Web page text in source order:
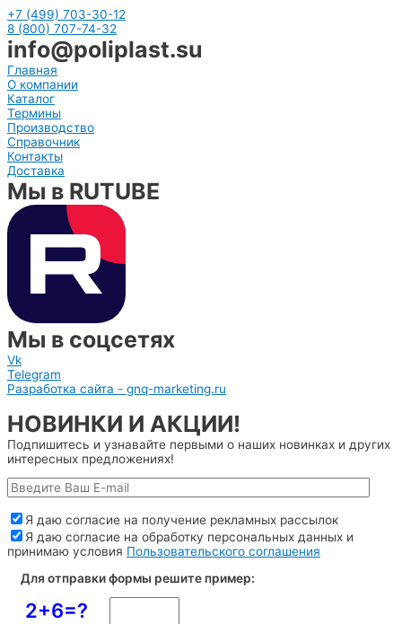
+7 (499) 703-30-12
8 (800) 707-74-32
info@poliplast.su
Главная
О компании
Каталог
Термины
Производство
Справочник
Контакты
Доставка
Мы в RUTUBE
Мы в соцсетях
Vk
Telegram
Разработка сайта - gnq-marketing.ru
НОВИНКИ И АКЦИИ!
Подпишитесь и узнавайте первыми о наших новинках и других
интересных предложениях!
Я даю согласие на получение рекламных рассылок
Я даю согласие на обработку персональных данных и
принимаю условия Пользовательского соглашения
Для отправки формы решите пример:
2+6=?